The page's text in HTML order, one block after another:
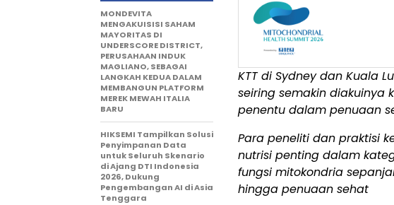
KTT di Sydney dan Kuala
seiring semakin diakuinya
penentu dalam penuaan
Para peneliti dan praktisi
nutrisi penting dalam
fungsi mitokondria
hingga penuaan sehat
MONDEVITA
MENGAKUISISI SAHAM
MAYORITAS DI
UNDERSCORE DISTRICT,
PERUSAHAAN INDUK
MAGLIANO, SEBAGAI
LANGKAH KEDUA DALAM
MEMBANGUN PLATFORM
MEREK MEWAH ITALIA
BARU
HIKSEMI Tampilkan Solusi
Penyimpanan Data
untuk Seluruh Skenario
di Ajang DTI Indonesia
2026, Dukung
Pengembangan AI di Asia
Tenggara